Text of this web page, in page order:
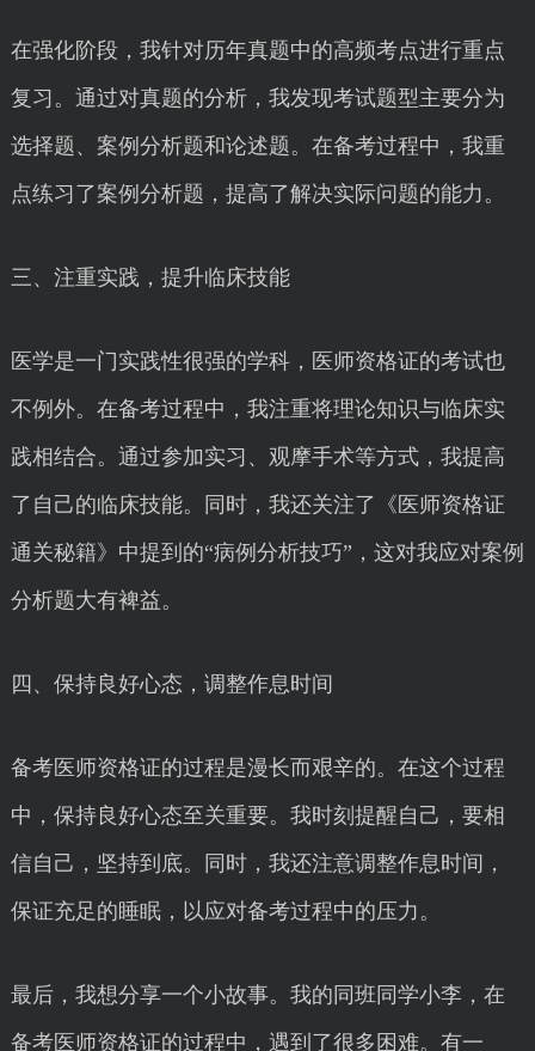
在强化阶段，我针对历年真题中的高频考点进行重点
复习。通过对真题的分析，我发现考试题型主要分为
选择题、案例分析题和论述题。在备考过程中，我重
点练习了案例分析题，提高了解决实际问题的能力。
三、注重实践，提升临床技能
医学是一门实践性很强的学科，医师资格证的考试也
不例外。在备考过程中，我注重将理论知识与临床实
践相结合。通过参加实习、观摩手术等方式，我提高
了自己的临床技能。同时，我还关注了《医师资格证
通关秘籍》中提到的“病例分析技巧”，这对我应对案例
分析题大有裨益。
四、保持良好心态，调整作息时间
备考医师资格证的过程是漫长而艰辛的。在这个过程
中，保持良好心态至关重要。我时刻提醒自己，要相
信自己，坚持到底。同时，我还注意调整作息时间，
保证充足的睡眠，以应对备考过程中的压力。
最后，我想分享一个小故事。我的同班同学小李，在
备考医师资格证的过程中，遇到了很多困难。有一